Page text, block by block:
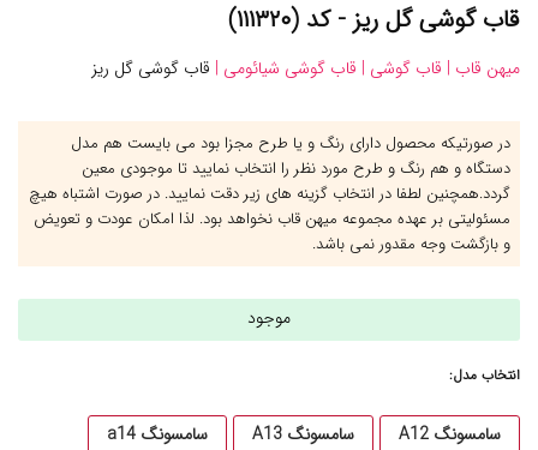
قاب گوشی گل ریز - کد (۱۱۱۳۲۰)
میهن قاب | قاب گوشی | قاب گوشی شیائومی | قاب گوشی گل ریز
در صورتیکه محصول دارای رنگ و یا طرح مجزا بود می بایست هم مدل
دستگاه و هم رنگ و طرح مورد نظر را انتخاب نمایید تا موجودی معین
گردد.همچنین لطفا در انتخاب گزینه های زیر دقت نمایید. در صورت اشتباه هیچ
مسئولیتی بر عهده مجموعه میهن قاب نخواهد بود. لذا امکان عودت و تعویض
و بازگشت وجه مقدور نمی باشد.
موجود
انتخاب مدل:
سامسونگ A12 سامسونگ A13 سامسونگ a14